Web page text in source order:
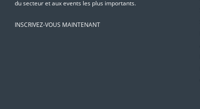
du secteur et aux events les plus importants.
INSCRIVEZ-VOUS MAINTENANT